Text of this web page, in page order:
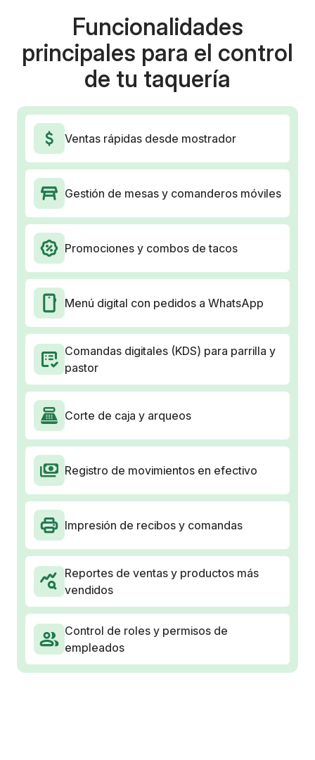
Funcionalidades
principales para el control
de tu taquería
Ventas rápidas desde mostrador
Gestión de mesas y comanderos móviles
Promociones y combos de tacos
Menú digital con pedidos a WhatsApp
Comandas digitales (KDS) para parrilla y
pastor
Corte de caja y arqueos
Registro de movimientos en efectivo
Impresión de recibos y comandas
Reportes de ventas y productos más
vendidos
Control de roles y permisos de
empleados